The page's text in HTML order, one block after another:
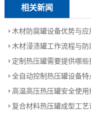
相关新闻
木材防腐罐设备优势与应
木材浸渍罐工作流程与防
定制热压罐需要提供哪些
全自动控制热压罐设备特
高温高压热压罐安全使用
复合材料热压罐成型工艺